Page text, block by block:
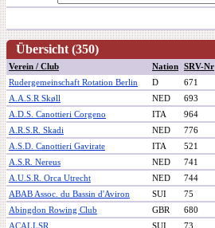
Übersicht (350)
Verein / Club Nation SRV-Nr
Rudergemeinschaft Rotation Berlin
D 671
A.A.S.R Skøll
NED 693
A.D.S. Canottieri Corgeno
ITA 964
A.R.S.R. Skadi
NED
776
A.S.D. Canottieri Gavirate
ITA 521
A.S.R. Nereus
NED 741
A.U.S.R. Orca Utrecht
NED
744
ABAB Assoc. du Bassin d'Aviron
SUI 75
Abingdon Rowing Club
GBR 680
ACALLSR
SUI 73